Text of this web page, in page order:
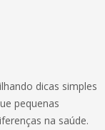
dicas simples
pequenas
na saúde.